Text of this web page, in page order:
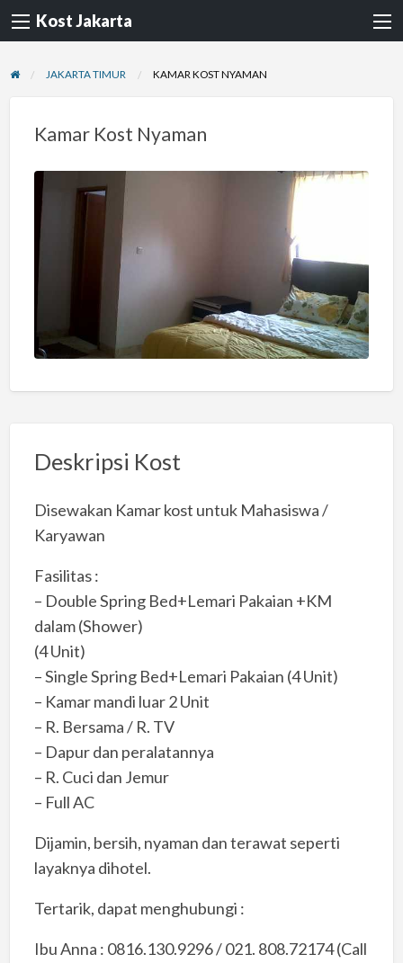
Kost Jakarta
JAKARTA TIMUR KAMAR KOST NYAMAN
Kamar Kost Nyaman
Deskripsi Kost
Disewakan Kamar kost untuk Mahasiswa /
Karyawan
Fasilitas :
– Double Spring Bed+Lemari Pakaian +KM
dalam (Shower)
(4 Unit)
– Single Spring Bed+Lemari Pakaian (4 Unit)
– Kamar mandi luar 2 Unit
– R. Bersama / R. TV
– Dapur dan peralatannya
– R. Cuci dan Jemur
– Full AC
Dijamin, bersih, nyaman dan terawat seperti
layaknya dihotel.
Tertarik, dapat menghubungi :
Ibu Anna : 0816.130.9296 / 021. 808.72174 (Call